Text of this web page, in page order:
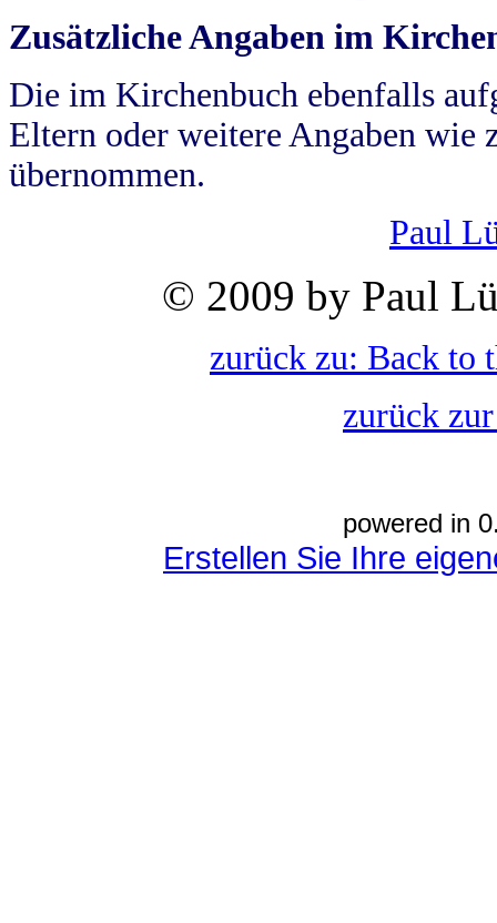
Zusätzliche Angaben im
Die im Kirchenbuch ebenfalls
Eltern oder weitere Angaben wie
übernommen.
Paul
© 2009 by Paul
zurück zu: Back to
zurück
powered in
Erstellen Sie Ihre